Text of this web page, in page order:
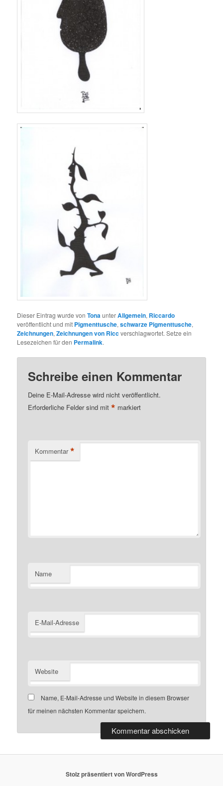
Dieser Eintrag wurde vonTonaunterAllgemein, Riccardo
veröffentlicht und mit Pigmenttusche,schwarze Pigmenttusche,
Zeichnungen,Zeichnungen von Riccverschlagwortet. Setze ein
Lesezeichen für den Permalink.
Schreibe einen Kommentar
Deine E-Mail-Adresse wird nicht veröffentlicht.
Erforderliche Felder sind mit* markiert
Kommentar *
Name
E-Mail-Adresse
Website
Name, E-Mail-Adresse und Website in diesem Browser
für meinen nächsten Kommentar speichern.
Stolz präsentiert von WordPress